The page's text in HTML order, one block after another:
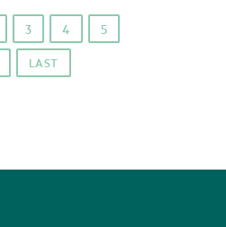
LAST
3 4 5